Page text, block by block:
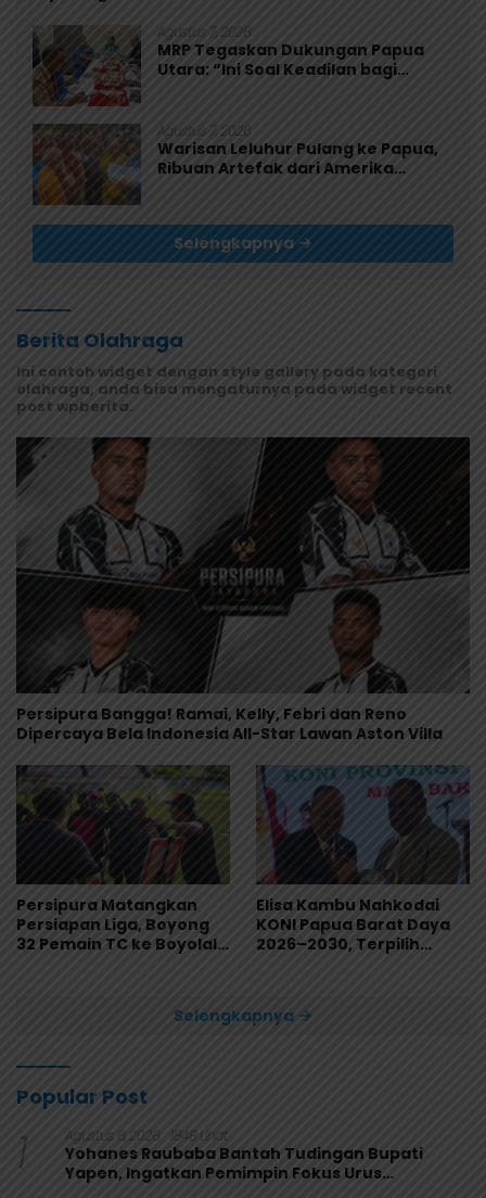
Agustus 7, 2026
MRP Tegaskan Dukungan Papua
Utara: “Ini Soal Keadilan bagi
Agustus 7, 2026
Warisan Leluhur Pulang ke Papua,
Ribuan Artefak dari Amerika
Selengkapnya
Berita Olahraga
Ini contoh widget dengan style gallery pada kategori
olahraga, anda bisa mengaturnya pada widget recent
post wpberita.
Persipura Bangga! Ramai, Kelly, Febri dan Reno
Dipercaya Bela Indonesia All-Star Lawan Aston Villa
Persipura Matangkan
Persiapan Liga, Boyong
32 Pemain TC ke Boyolali
Elisa Kambu Nahkodai
KONI Papua Barat Daya
2026–2030, Terpilih
Selengkapnya
Popular Post
1 Agustus 6, 2026 1848 Lihat
Yohanes Raubaba Bantah Tudingan Bupati
Yapen, Ingatkan Pemimpin Fokus Urus